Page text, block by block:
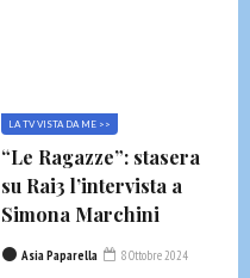
LA TV VISTA DA ME >>
“Le Ragazze”: stasera
su Rai3 l’intervista a
Simona Marchini
Asia Paparella 8 Ottobre 2024